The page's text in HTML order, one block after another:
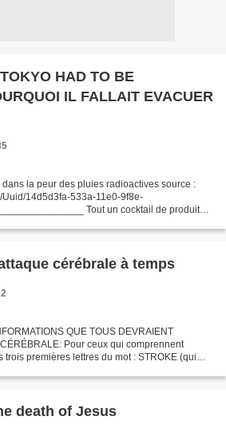
HAD TO BE
IL FALLAIT EVACUER
dans la peur des pluies radioactives source :
Uuid/14d5d3fa-533a-11e0-9f8e-
Tout un cocktail de produits
cérébrale à temps
QUE TOUS DEVRAIENT
CÉRÉBRALE: Pour ceux qui comprennent
trois premières lettres du mot : STROKE (qui
death of Jesus